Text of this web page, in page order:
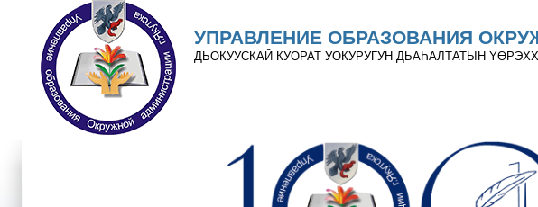
Перейти к основному содержанию
Skip to search
УПРАВЛЕНИЕ ОБРАЗОВАНИЯ
ДЬОКУУСКАЙ КУОРАТ УОКУРУГУН ДЬАҺАЛТАТЫН